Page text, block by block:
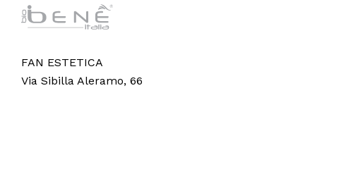
FAN ESTETICA
Via Sibilla Aleramo, 66